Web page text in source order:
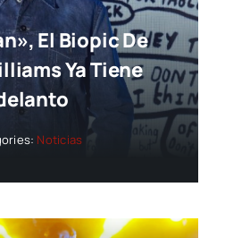
El Biopic De
Ya Tiene
Noticias